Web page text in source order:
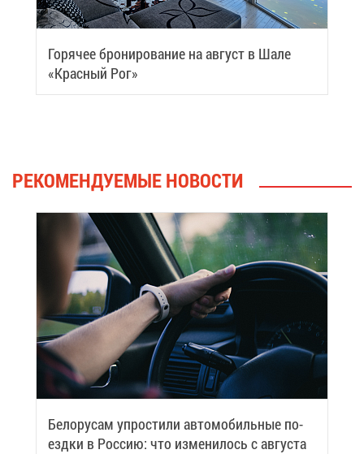
Го­ря­чее бро­ни­ро­ва­ние на ав­густ в Ша­ле
«Крас­ный Рог»
РЕ­КО­МЕН­ДУ­Е­МЫЕ НО­ВО­СТИ
Бе­ло­ру­сам упро­сти­ли ав­то­мо­биль­ные по­
езд­ки в Рос­сию: что из­ме­ни­лось с ав­гу­ста